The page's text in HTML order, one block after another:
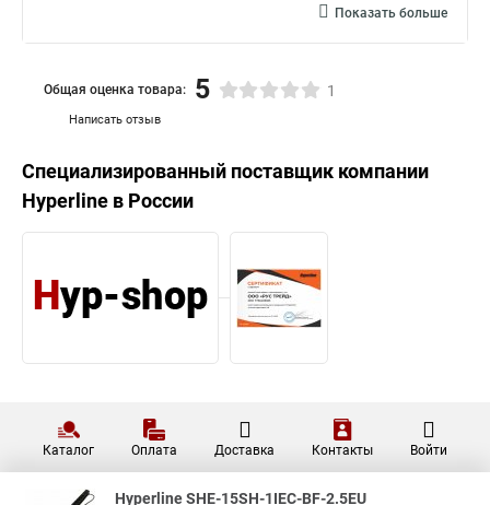
Показать больше
Написать отзыв
Общая оценка товара: 5 1
Специализированный поставщик компании
Hyperline в России
Каталог Оплата Доставка Контакты Войти
Hyperline SHE-15SH-1IEC-BF-2.5EU